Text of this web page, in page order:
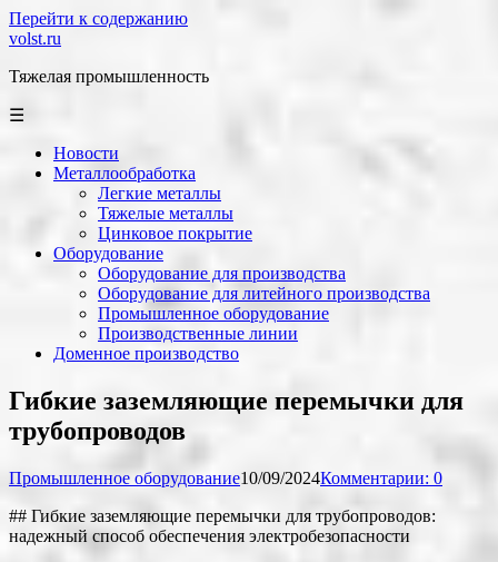
Перейти к содержанию
volst.ru
Тяжелая промышленность
☰
Новости
Металлообработка
Легкие металлы
Тяжелые металлы
Цинковое покрытие
Оборудование
Оборудование для производства
Оборудование для литейного производства
Промышленное оборудование
Производственные линии
Доменное производство
Гибкие заземляющие перемычки для
трубопроводов
Промышленное оборудование10/09/2024Комментарии: 0
## Гибкие заземляющие перемычки для трубопроводов:
надежный способ обеспечения электробезопасности